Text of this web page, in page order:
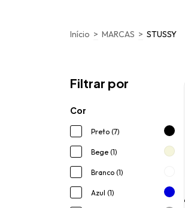
Início > MARCAS > STUSSY
Filtrar por
Cor
Preto (7)
Bege (1)
Branco (1)
Azul (1)